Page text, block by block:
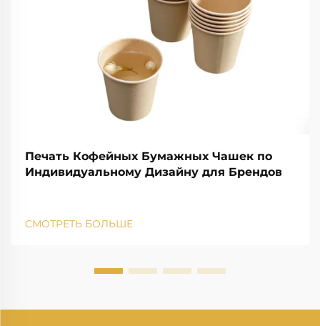
Печать Кофейных Бумажных Чашек по
Индивидуальному Дизайну для Брендов
СМОТРЕТЬ БОЛЬШЕ